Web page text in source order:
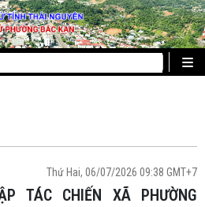
Thứ Hai, 06/07/2026 09:38 GMT+7